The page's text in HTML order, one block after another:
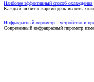
Наиболее эффективный способ охлаждения
Каждый любит в жаркий день выпить
Инфракрасный пирометр – устройство и
Современный инфракрасный пирометр